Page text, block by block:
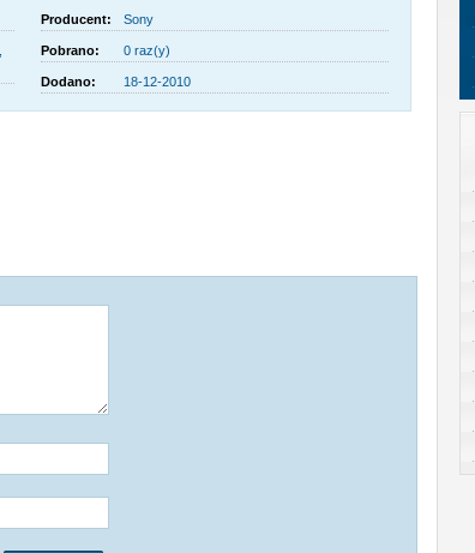
Producent: Sony
Pobrano: 0 raz(y)
Dodano: 18-12-2010